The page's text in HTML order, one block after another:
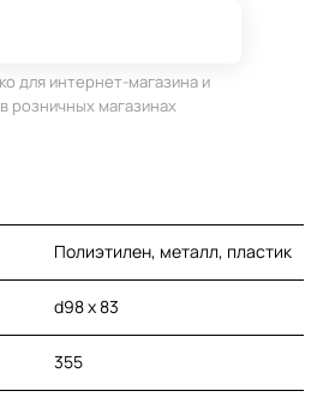
для интернет-магазина и
розничных магазинах
Полиэтилен, металл, пластик
d98 х 83
355